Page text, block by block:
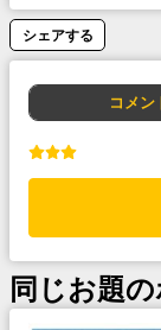
シェアする
コメン
同じお題